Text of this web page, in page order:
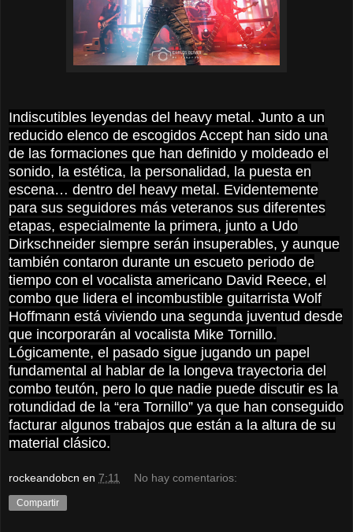
Indiscutibles leyendas del heavy metal. Junto a un
reducido elenco de escogidos Accept han sido una
de las formaciones que han definido y moldeado el
sonido, la estética, la personalidad, la puesta en
escena… dentro del heavy metal. Evidentemente
para sus seguidores más veteranos sus diferentes
etapas, especialmente la primera, junto a Udo
Dirkschneider siempre serán insuperables, y aunque
también contaron durante un escueto periodo de
tiempo con el vocalista americano David Reece, el
combo que lidera el incombustible guitarrista Wolf
Hoffmann está viviendo una segunda juventud desde
que incorporarán al vocalista Mike Tornillo.
Lógicamente, el pasado sigue jugando un papel
fundamental al hablar de la longeva trayectoria del
combo teutón, pero lo que nadie puede discutir es la
rotundidad de la “era Tornillo” ya que han conseguido
facturar algunos trabajos que están a la altura de su
material clásico.
rockeandobcn en 7:11 No hay comentarios:
Compartir